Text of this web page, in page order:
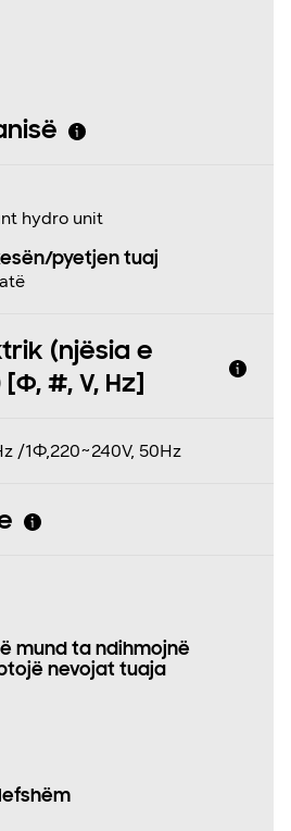
hydro unit
pyetjen tuaj
(njësia e
#, V, Hz]
/1Ф,220~240V, 50Hz
mund ta ndihmojnë
nevojat tuaja